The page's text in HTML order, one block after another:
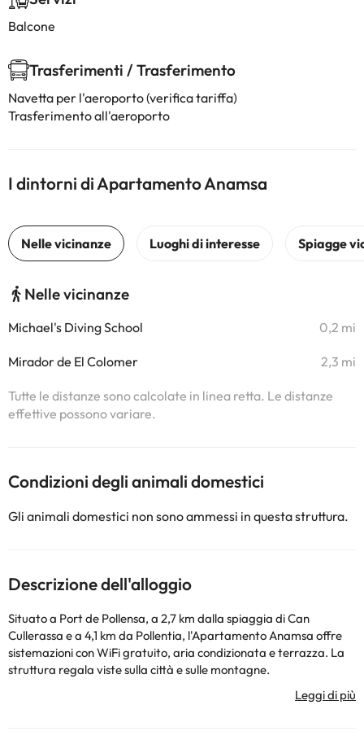
Balcone
Trasferimenti / Trasferimento
Navetta per l'aeroporto (verifica tariffa)
Trasferimento all'aeroporto
I dintorni di Apartamento Anamsa
Nelle vicinanze
Michael's Diving School 0,2 mi
Mirador de El Colomer 2,3 mi
Tutte le distanze sono calcolate in linea retta. Le distanze
effettive possono variare.
Condizioni degli animali domestici
Gli animali domestici non sono ammessi in questa struttura.
Descrizione dell'alloggio
Situato a Port de Pollensa, a 2,7 km dalla spiaggia di Can
Cullerassa e a 4,1 km da Pollentia, l'Apartamento Anamsa offre
sistemazioni con WiFi gratuito, aria condizionata e terrazza. La
struttura regala viste sulla città e sulle montagne.
L'appartamento è dotato di 4 camere da letto, 3 bagni,
biancheria da letto, asciugamani, TV a schermo piatto, zona